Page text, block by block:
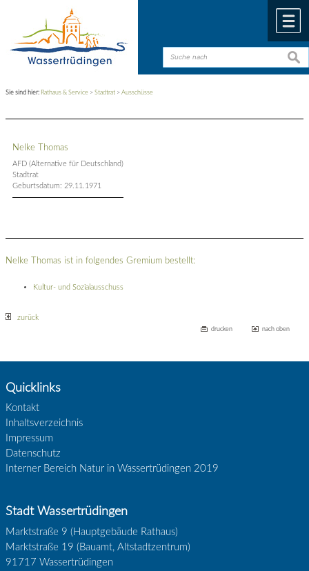
Sie sind hier: Rathaus & Service >Stadtrat >Ausschüsse
Nelke Thomas
AFD (Alternative für Deutschland)
Stadtrat
Geburtsdatum: 29.11.1971
Nelke Thomas ist in folgendes Gremium bestellt:
Kultur- und Sozialausschuss
zurück
drucken nach oben
Quicklinks
Kontakt
Inhaltsverzeichnis
Impressum
Datenschutz
Interner Bereich Natur in Wassertrüdingen 2019
Stadt Wassertrüdingen
Marktstraße 9 (Hauptgebäude Rathaus)
Marktstraße 19 (Bauamt, Altstadtzentrum)
91717 Wassertrüdingen